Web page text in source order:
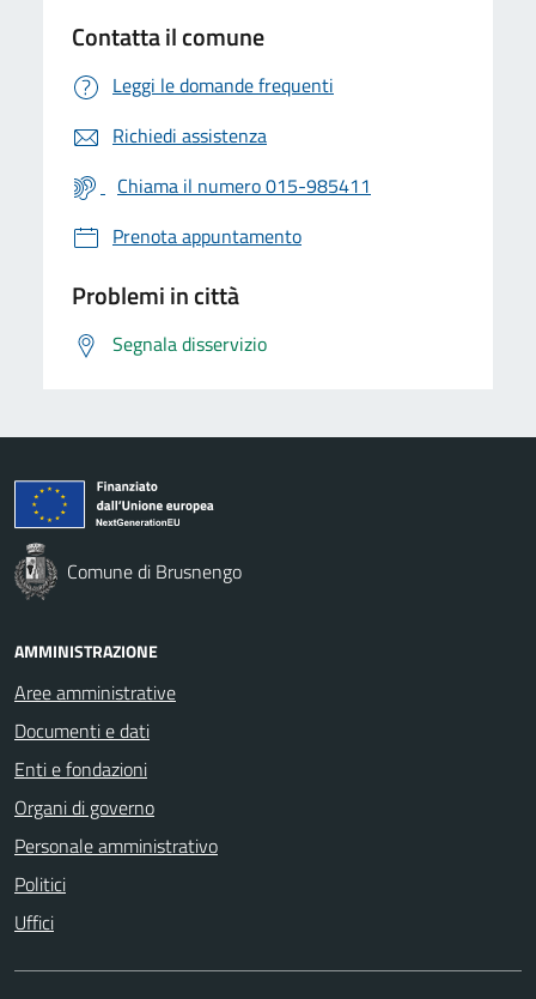
Contatta il comune
Leggi le domande frequenti
Richiedi assistenza
Chiama il numero 015-985411
Prenota appuntamento
Problemi in città
Segnala disservizio
Comune di Brusnengo
AMMINISTRAZIONE
Aree amministrative
Documenti e dati
Enti e fondazioni
Organi di governo
Personale amministrativo
Politici
Uffici